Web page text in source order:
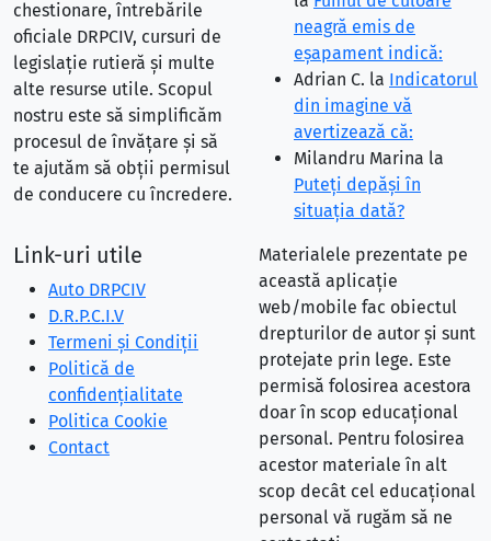
chestionare, întrebările
oficiale DRPCIV, cursuri de
legislație rutieră și multe
alte resurse utile. Scopul
nostru este să simplificăm
procesul de învățare și să
te ajutăm să obții permisul
de conducere cu încredere.
neagră emis de
eşapament indică:
Adrian C. la Indicatorul
din imagine vă
avertizează că:
Milandru Marina la
Puteţi depăşi în
situaţia dată?
Link-uri utile
Auto DRPCIV
D.R.P.C.I.V
Termeni și Condiții
Politică de
confidențialitate
Politica Cookie
Contact
Materialele prezentate pe
această aplicație
web/mobile fac obiectul
drepturilor de autor și sunt
protejate prin lege. Este
permisă folosirea acestora
doar în scop educațional
personal. Pentru folosirea
acestor materiale în alt
scop decât cel educațional
personal vă rugăm să ne